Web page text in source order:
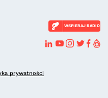
WSPIERAJ RADIO
prywatności